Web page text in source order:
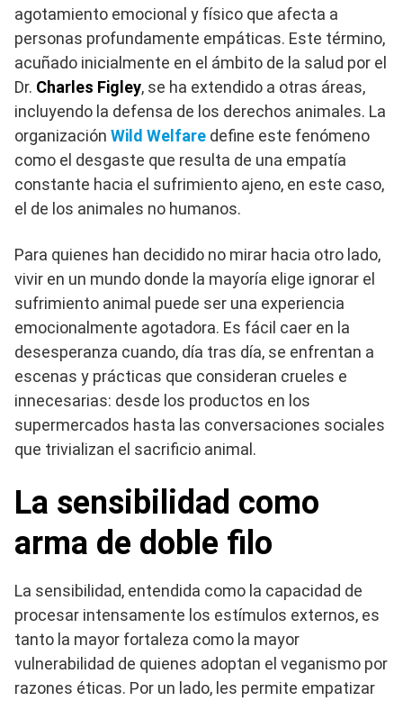
agotamiento emocional y físico que afecta a
personas profundamente empáticas. Este término,
acuñado inicialmente en el ámbito de la salud por el
Dr. Charles Figley, se ha extendido a otras áreas,
incluyendo la defensa de los derechos animales. La
organización Wild Welfare define este fenómeno
como el desgaste que resulta de una empatía
constante hacia el sufrimiento ajeno, en este caso,
el de los animales no humanos.
Para quienes han decidido no mirar hacia otro lado,
vivir en un mundo donde la mayoría elige ignorar el
sufrimiento animal puede ser una experiencia
emocionalmente agotadora. Es fácil caer en la
desesperanza cuando, día tras día, se enfrentan a
escenas y prácticas que consideran crueles e
innecesarias: desde los productos en los
supermercados hasta las conversaciones sociales
que trivializan el sacrificio animal.
La sensibilidad como
arma de doble filo
La sensibilidad, entendida como la capacidad de
procesar intensamente los estímulos externos, es
tanto la mayor fortaleza como la mayor
vulnerabilidad de quienes adoptan el veganismo por
razones éticas. Por un lado, les permite empatizar